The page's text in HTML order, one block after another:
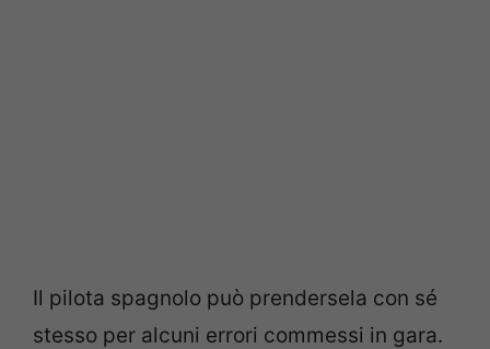
Il pilota spagnolo può prendersela con sé
stesso per alcuni errori commessi in gara.